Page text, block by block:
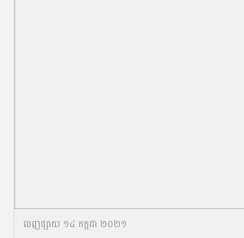
ចេញ​ផ្សាយ​ ១៤ កក្កដា ២០២១